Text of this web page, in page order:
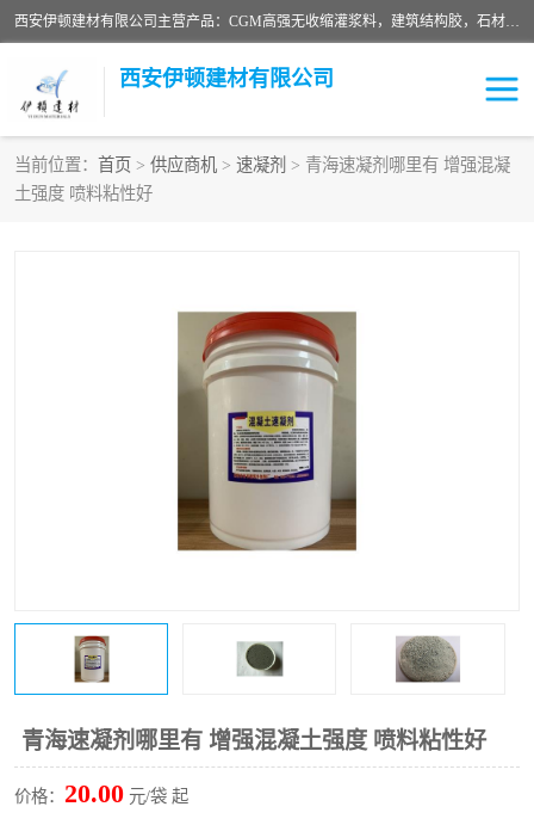
西安伊顿建材有限公司主营产品：CGM高强无收缩灌浆料，建筑结构胶，石材粘合剂，柔性防水材料，环氧修补砂浆等在各个行业得到了客户认可。
西安伊顿建材有限公司
当前位置： 首页 > 供应商机 > 速凝剂 > 青海速凝剂哪里有 增强混凝
土强度 喷料粘性好
青海速凝剂哪里有 增强混凝土强度 喷料粘性好
价格： 20.00 元/袋 起
灌浆料
水泥路面修补材料
沥青冷补料
速凝剂
金刚砂
桥梁伸缩缝快速修补料 防静电不发火砂浆
膨胀剂 混凝土防碳化涂料
融雪剂